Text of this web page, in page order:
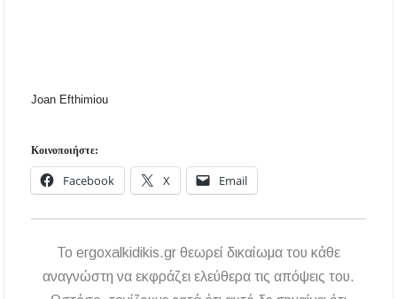
Joan Efthimiou
Κοινοποιήστε:
Facebook X Email
To ergoxalkidikis.gr θεωρεί δικαίωμα του κάθε
αναγνώστη να εκφράζει ελεύθερα τις απόψεις του.